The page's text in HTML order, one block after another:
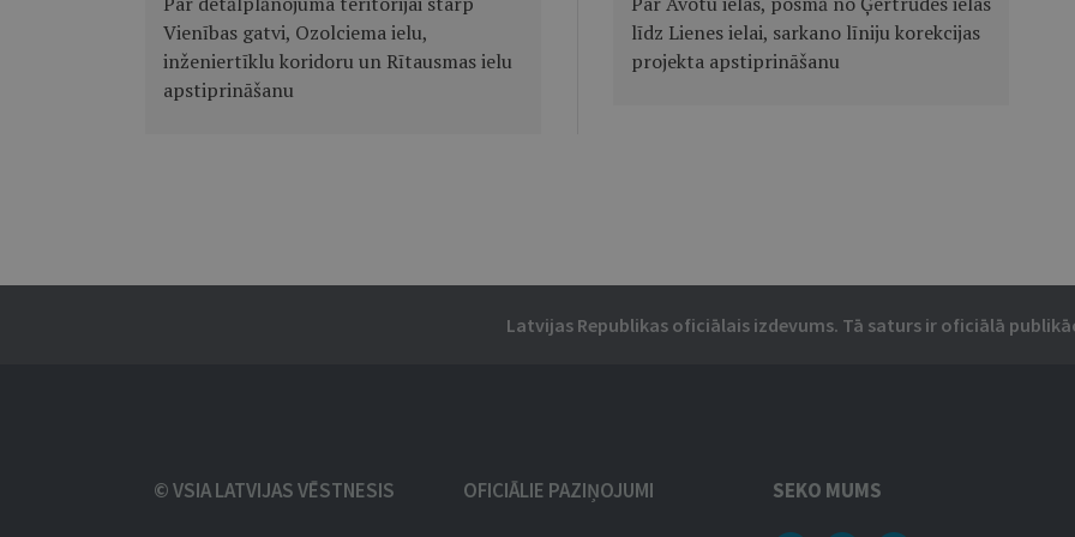
Vienības gatvi, Ozolciema ielu,
inženiertīklu koridoru un Rītausmas ielu
apstiprināšanu
līdz Lienes ielai, sarkano līniju korekcijas
projekta apstiprināšanu
Latvijas Republikas oficiālais izdevums. Tā saturs ir oficiālā
© VSIA LATVIJAS VĒSTNESIS OFICIĀLIE PAZIŅOJUMI SEKO MUMS